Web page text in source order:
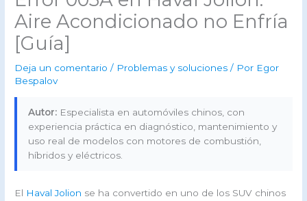
Aire Acondicionado no Enfría
[Guía]
Deja un comentario / Problemas y soluciones / Por Egor
Bespalov
Autor: Especialista en automóviles chinos, con
experiencia práctica en diagnóstico, mantenimiento y
uso real de modelos con motores de combustión,
híbridos y eléctricos.
El Haval Jolion se ha convertido en uno de los SUV chinos